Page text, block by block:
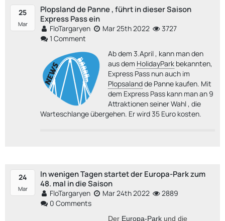
25
Mar
Plopsland de Panne , führt in dieser Saison
Express Pass ein
FloTargaryen Mar 25th 2022
3727
1 Comment
Ab dem 3.April , kann man den
aus dem HolidayPark bekannten,
Express Pass nun auch im
Plopsalandde Panne kaufen. Mit
dem Express Pass kann man an 9
Attraktionen seiner Wahl , die
Warteschlange übergehen. Er wird 35 Euro kosten.
24
Mar
In wenigen Tagen startet der Europa-Park zum
48. mal in die Saison
FloTargaryen Mar 24th 2022
2889
0 Comments
Der Europa-Park und die